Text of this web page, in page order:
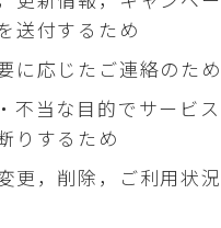
送付するため
に応じたご連絡のため
不当な目的でサービ
りするため
更，削除，ご利用状